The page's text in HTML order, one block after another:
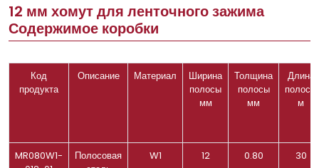
12 мм хомут для ленточного зажима
Содержимое коробки
Код
продукта
Описание Материал
Ширина
полосы
мм
Толщина
полосы
мм
Длина
полосы
м
MR080W1-
Полосовая
W1 12 0.80 30